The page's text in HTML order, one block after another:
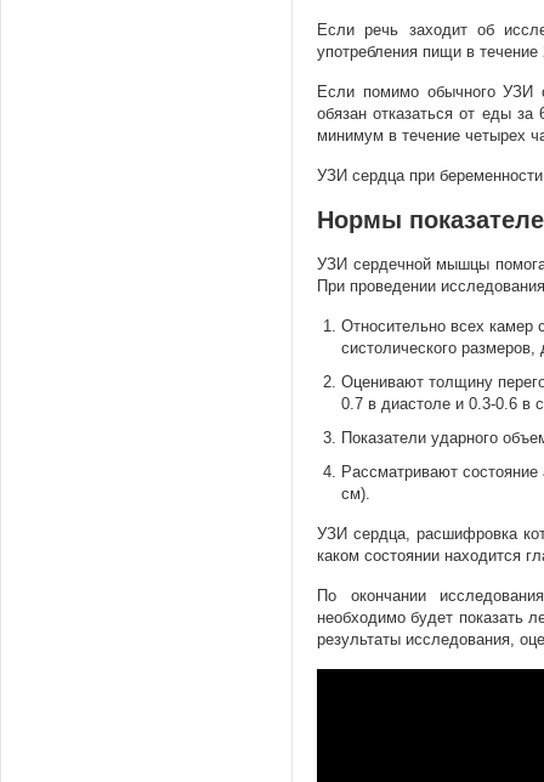
Если речь заходит об
употребления пищи в
Если помимо обычного УЗИ
обязан отказаться от еды
минимум в течение четырех
УЗИ сердца при
Нормы
УЗИ сердечной мышцы
При проведении
Относительно всех камер
систолического
Оценивают толщину
0.7 в диастоле и 0.3-0.6 в
Показатели ударного
Рассматривают
см).
УЗИ сердца, расшифровка
каком состоянии находится
По окончании
необходимо будет показать
результаты исследования,